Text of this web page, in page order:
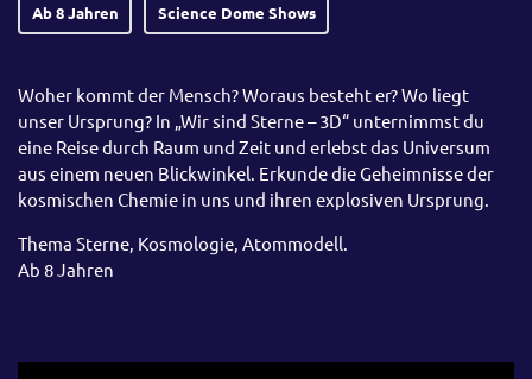
Ab 8 Jahren Science Dome Shows
Woher kommt der Mensch? Woraus besteht er? Wo liegt
unser Ursprung? In „Wir sind Sterne – 3D“ unternimmst du
eine Reise durch Raum und Zeit und erlebst das Universum
aus einem neuen Blickwinkel. Erkunde die Geheimnisse der
kosmischen Chemie in uns und ihren explosiven Ursprung.
Thema Sterne, Kosmologie, Atommodell.
Ab 8 Jahren